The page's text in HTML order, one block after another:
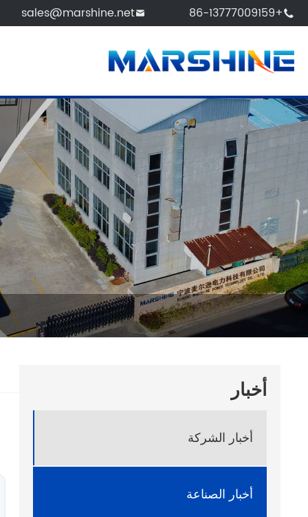

+86-13777009159

sales@marshine.net
أخبار
أخبار الشركة
أخبار الصناعة